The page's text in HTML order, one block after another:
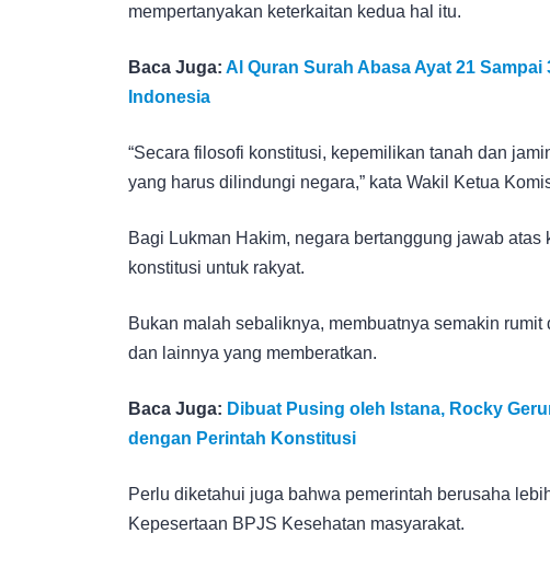
mempertanyakan keterkaitan kedua hal itu.
Baca Juga: Al Quran Surah Abasa Ayat 21
Indonesia
“Secara filosofi konstitusi, kepemilikan tanah dan
yang harus dilindungi negara,” kata Wakil Ketua
Bagi Lukman Hakim, negara bertanggung jawab
konstitusi untuk rakyat.
Bukan malah sebaliknya, membuatnya semakin
dan lainnya yang memberatkan.
Baca Juga: Dibuat Pusing oleh Istana, Rocky
dengan Perintah Konstitusi
Perlu diketahui juga bahwa pemerintah berusaha
Kepesertaan BPJS Kesehatan masyarakat.